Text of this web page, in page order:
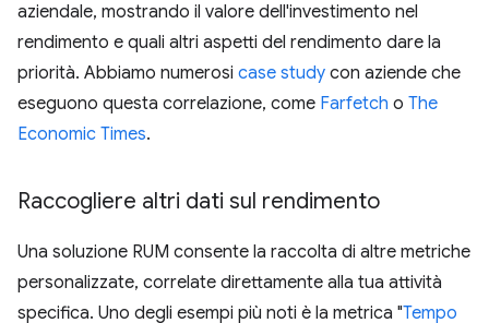
aziendale, mostrando il valore dell'investimento nel
rendimento e quali altri aspetti del rendimento dare la
priorità. Abbiamo numerosi case study con aziende che
eseguono questa correlazione, come Farfetch o The
Economic Times.
Raccogliere altri dati sul rendimento
Una soluzione RUM consente la raccolta di altre metriche
personalizzate, correlate direttamente alla tua attività
specifica. Uno degli esempi più noti è la metrica "Tempo